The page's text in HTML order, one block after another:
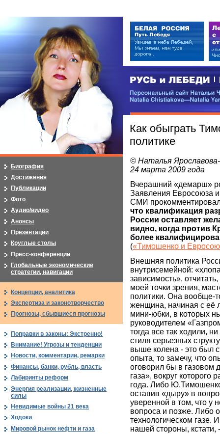
РУСЬ и ЛЕБЕДИ | RUSI —
Персональный сайт Натальи
Как обыграть
политике
© Наталья
24 марта 2009 года
Вчерашний «демарш»
Заявления Евросоюза
СМИ
что квалификация
России оставляет
видно, когда против
более
(«Тимошенко и
Внешняя политика
внутрисемейной:
зависимость»,
моей точки зрения,
политики. Она вообще-
женщина, начиная с её
мини-юбки, в которых
руководителем
тогда все так ходили,
стиля серьезных
выше колена - это был
опыта, то замечу, что
оговорил бы в газовом
газа», вокруг которого
года. Либо
оставив «дыру» в
уверенной в том, что у
вопроса и позже. Либо
технологическом газе.
нашей стороны, кстати,
Биография
Достижения
Публикации
Фото
Аудио/видео
Анонсы
Презентации
Круглые столы
Пресс-конференции
Глобальные экономические
стратегии, навигации
Концепции, аналитика
Экспертиза и законотворчество
Прогнозы, сбывшиеся прогнозы
Поправки в законы: Экстренно!
Внимание! Угрозы и тенденции
Новости, комментарии, ремарки
Финансы, банки, рубль, власть
Лабиринты реформ
Энергия реализации, жизненные
силы
Невидимые войны 21 века
Ходоки
Мировой рынок нефти и газа